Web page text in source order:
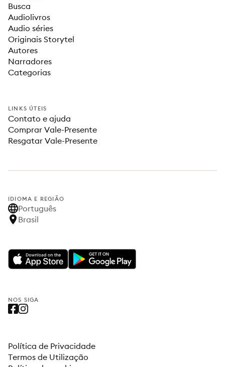
Busca
Audiolivros
Audio séries
Originais Storytel
Autores
Narradores
Categorias
LINKS ÚTEIS
Contato e ajuda
Comprar Vale-Presente
Resgatar Vale-Presente
IDIOMA E REGIÃO
Português
Brasil
NOS SIGA
Política de Privacidade
Termos de Utilização